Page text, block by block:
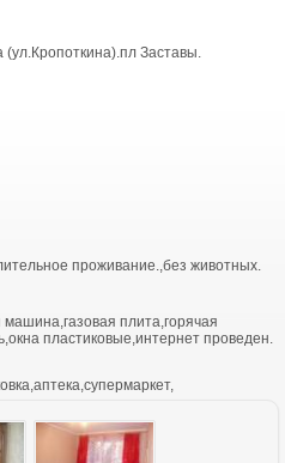
Заставы.
проживание.,без животных.
плита,горячая
пластиковые,интернет проведен.